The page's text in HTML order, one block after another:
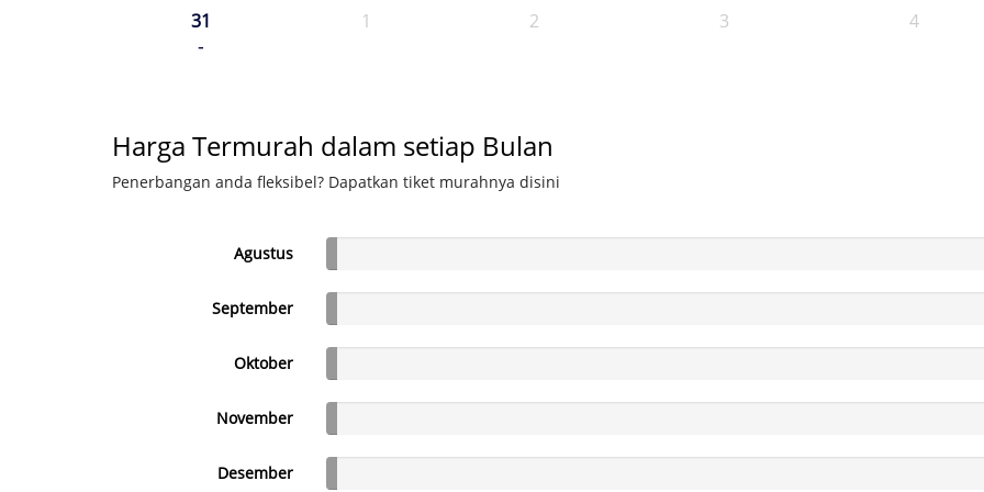
31
-
1 2 3 4
Harga Termurah dalam setiap Bulan
Penerbangan anda fleksibel? Dapatkan tiket murahnya disini
Agustus
September
Oktober
November
Desember